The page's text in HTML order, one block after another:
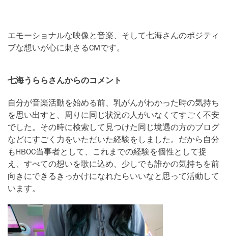
エモーショナルな映像と音楽、そして七海さんのポジティ
ブな想いが心に刺さるCMです。
七海うららさんからのコメント
自分が音楽活動を始める前、乳がんがわかった時の気持ち
を思い出すと、周りに同じ状況の人がいなくてすごく不安
でした。その時に検索して見つけた同じ境遇の方のブログ
などにすごく力をいただいた経験をしました。だから自分
もHBOC当事者として、これまでの経験を個性として捉
え、すべての想いを歌に込め、少しでも誰かの気持ちを前
向きにできるきっかけになれたらいいなと思って活動して
います。